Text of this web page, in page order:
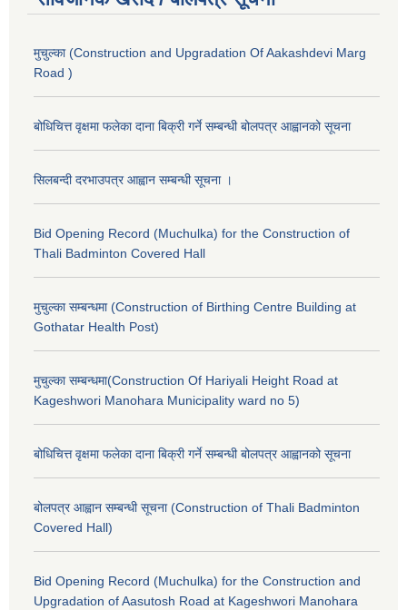
मुचुल्का (Construction and Upgradation Of Aakashdevi Marg
Road )
बोधिचित्त वृक्षमा फलेका दाना बिक्री गर्ने सम्बन्धी बोलपत्र आह्वानको सूचना
सिलबन्दी दरभाउपत्र आह्वान सम्बन्धी सूचना ।
Bid Opening Record (Muchulka) for the Construction of
Thali Badminton Covered Hall
मुचुल्का सम्बन्धमा (Construction of Birthing Centre Building at
Gothatar Health Post)
मुचुल्का सम्बन्धमा(Construction Of Hariyali Height Road at
Kageshwori Manohara Municipality ward no 5)
बोधिचित्त वृक्षमा फलेका दाना बिक्री गर्ने सम्बन्धी बोलपत्र आह्वानको सूचना
बोलपत्र आह्वान सम्बन्धी सूचना (Construction of Thali Badminton
Covered Hall)
Bid Opening Record (Muchulka) for the Construction and
Upgradation of Aasutosh Road at Kageshwori Manohara